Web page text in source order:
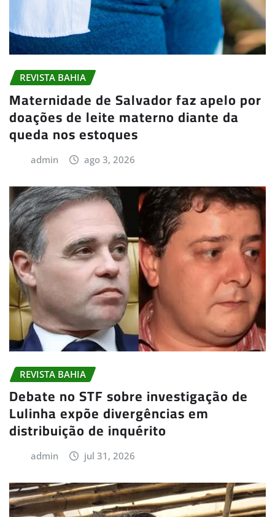
REVISTA BAHIA
Maternidade de Salvador faz apelo por
doações de leite materno diante da
queda nos estoques
admin ago 3, 2026
REVISTA BAHIA
Debate no STF sobre investigação de
Lulinha expõe divergências em
distribuição de inquérito
admin jul 31, 2026